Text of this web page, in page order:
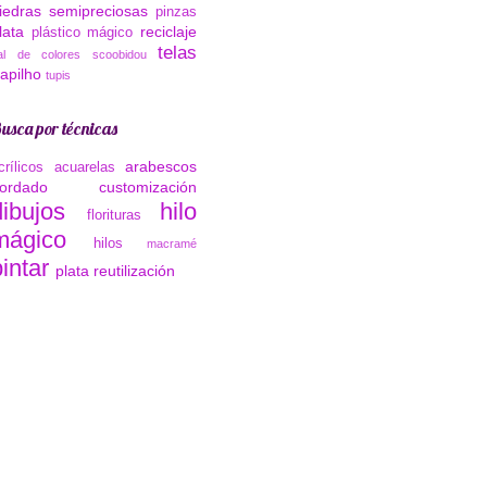
semipreciosas pinzas
plástico mágico reciclaje
de colores scoobidou telas
tupis
por técnicas
acuarelas
arabescos
customización
florituras
hilo
hilos macramé
plata reutilización